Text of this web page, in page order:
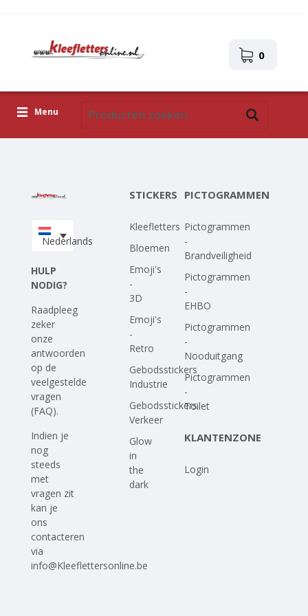
0
Menu
Upload je eigen ontwerp
Nederlands
HULP
NODIG?
Raadpleeg
zeker
onze
antwoorden
op de
veelgestelde
vragen
(FAQ).
Indien je
nog
steeds
met
vragen zit
kan je
ons
contacteren
via
info@Kleeflettersonline.be
STICKERS
Kleefletters
Bloemen
Emoji's
-
3D
Emoji's
-
Retro
Gebodsstickers
Industrie
Gebodsstickers
Verkeer
Glow
in
the
dark
PICTOGRAMMEN
Pictogrammen
-
Brandveiligheid
Pictogrammen
-
EHBO
Pictogrammen
-
Nooduitgang
Pictogrammen
-
Toilet
KLANTENZONE
Login